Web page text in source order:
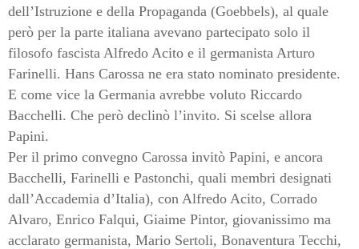
dell’Istruzione e della Propaganda (Goebbels), al quale
però per la parte italiana avevano partecipato solo il
filosofo fascista Alfredo Acito e il germanista Arturo
Farinelli. Hans Carossa ne era stato nominato presidente.
E come vice la Germania avrebbe voluto Riccardo
Bacchelli. Che però declinò l’invito. Si scelse allora
Papini.
Per il primo convegno Carossa invitò Papini, e ancora
Bacchelli, Farinelli e Pastonchi, quali membri designati
dall’Accademia d’Italia), con Alfredo Acito, Corrado
Alvaro, Enrico Falqui, Giaime Pintor, giovanissimo ma
acclarato germanista, Mario Sertoli, Bonaventura Tecchi,